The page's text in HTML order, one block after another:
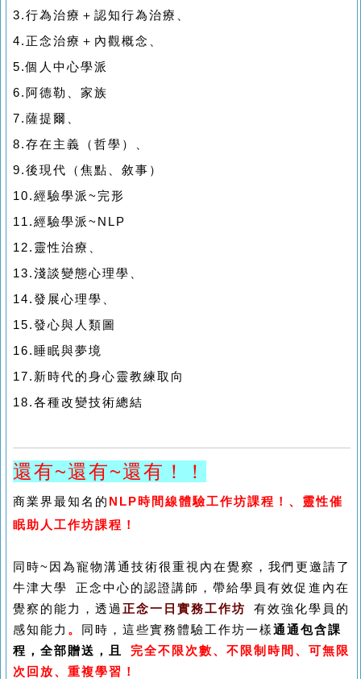
3.行為治療＋認知行為治療、
4.正念治療＋內觀概念、
5.個人中心學派
6.阿德勒、家族
7.薩提爾、
8.存在主義（哲學）、
9.後現代（焦點、敘事）
10.經驗學派~完形
11.經驗學派~NLP
12.靈性治療、
13.淺談變態心理學、
14.發展心理學、
15.發心與人類圖
16.睡眠與夢境
17.新時代的身心靈教練取向
18.各種改變技術總結
還有~還有~還有 ！！
商業界最知名的 NLP時間線體驗工作坊課程！、 靈性催
眠助人 工作坊課程！
同時~ 因為寵物溝通技術很重視內在覺察，我們 更邀請了
牛津大學 正念中心的認證講師，帶給學員 有效促進內在
覺察的能力，透過 正念一日 實務工作坊
有效強化學員的
感知能力 。 同時， 這些實務體驗工作坊一樣通通包含課
程，全部贈送，且 完全不限次數、不限制時間、可無限
次回放、重複學習！